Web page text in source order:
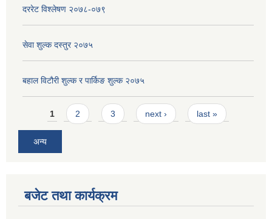
दररेट विश्लेषण २०७८-०७९
सेवा शुल्क दस्तुर २०७५
बहाल विटौरी शुल्क र पार्किङ शुल्क २०७५
Pages
1 2 3 next › last »
अन्य
बजेट तथा कार्यक्रम